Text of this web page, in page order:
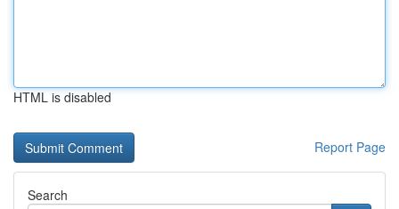
HTML is disabled
Report Page
Search